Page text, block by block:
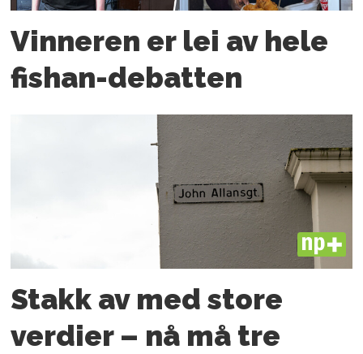
Vinneren er lei av hele
fishan-debatten
PLUS
Stakk av med store
verdier – nå må tre